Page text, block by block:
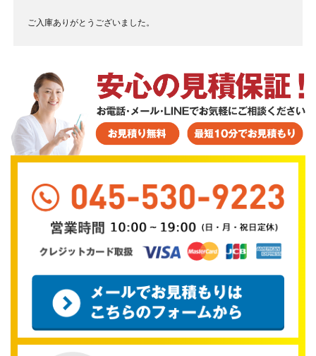
ご入庫ありがとうございました。